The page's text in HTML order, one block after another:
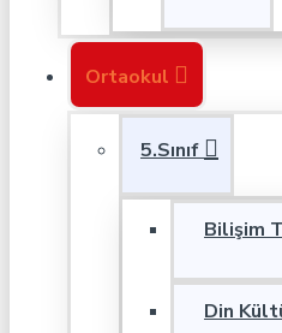
Ortaokul
5.Sınıf
Bilişim
Din